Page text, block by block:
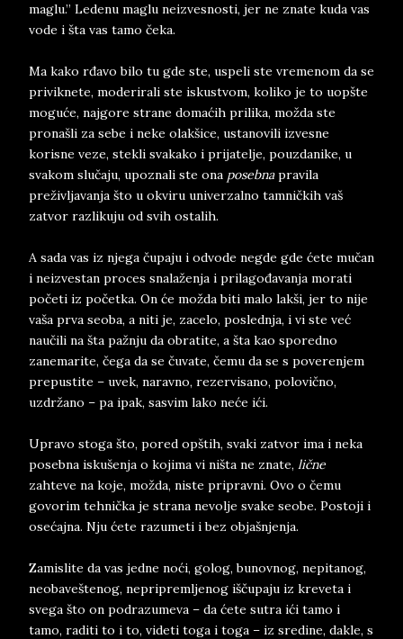
maglu.” Ledenu maglu neizvesnosti, jer ne znate kuda vas
vode i šta vas tamo čeka.
Ma kako rđavo bilo tu gde ste, uspeli ste vremenom da se
priviknete, moderirali ste iskustvom, koliko je to uopšte
moguće, najgore strane domaćih prilika, možda ste
pronašli za sebe i neke olakšice, ustanovili izvesne
korisne veze, stekli svakako i prijatelje, pouzdanike, u
svakom slučaju, upoznali ste ona posebnapravila
preživljavanja što u okviru univerzalno tamničkih vaš
zatvor razlikuju od svih ostalih.
A sada vas iz njega čupaju i odvode negde gde ćete mučan
i neizvestan proces snalaženja i prilagođavanja morati
početi iz početka. On će možda biti malo lakši, jer to nije
vaša prva seoba, a niti je, zacelo, poslednja, i vi ste već
naučili na šta pažnju da obratite, a šta kao sporedno
zanemarite, čega da se čuvate, čemu da se s poverenjem
prepustite – uvek, naravno, rezervisano, polovično,
uzdržano – pa ipak, sasvim lako neće ići.
Upravo stoga što, pored opštih, svaki zatvor ima i neka
posebna iskušenja o kojima vi ništa ne znate, lične
zahteve na koje, možda, niste pripravni. Ovo o čemu
govorim tehnička je strana nevolje svake seobe. Postoji i
osećajna. Nju ćete razumeti i bez objašnjenja.
Zamislite da vas jedne noći, golog, bunovnog, nepitanog,
neobaveštenog, nepripremljenog iščupaju iz kreveta i
svega što on podrazumeva – da ćete sutra ići tamo i
tamo, raditi to i to, videti toga i toga – iz sredine, dakle, s